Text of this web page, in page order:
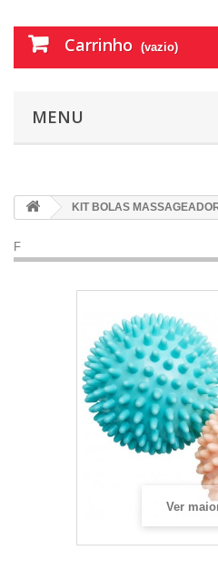
Carrinho (vazio)
MENU
KIT BOLAS
F
Ver